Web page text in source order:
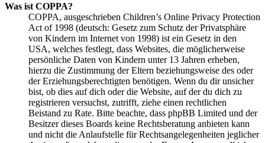
Was ist COPPA?
COPPA, ausgeschrieben Children’s Online Privacy Protection
Act of 1998 (deutsch: Gesetz zum Schutz der Privatsphäre
von Kindern im Internet von 1998) ist ein Gesetz in den
USA, welches festlegt, dass Websites, die möglicherweise
persönliche Daten von Kindern unter 13 Jahren erheben,
hierzu die Zustimmung der Eltern beziehungsweise des oder
der Erziehungsberechtigten benötigen. Wenn du dir unsicher
bist, ob dies auf dich oder die Website, auf der du dich zu
registrieren versuchst, zutrifft, ziehe einen rechtlichen
Beistand zu Rate. Bitte beachte, dass phpBB Limited und der
Besitzer dieses Boards keine Rechtsberatung anbieten kann
und nicht die Anlaufstelle für Rechtsangelegenheiten jeglicher